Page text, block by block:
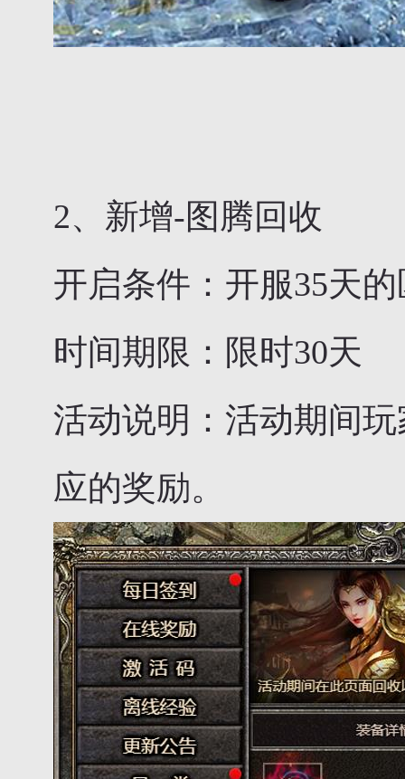
2、新增-图腾回收
开启条件：开服35天
时间期限：限时30天
活动说明：活动期间
应的奖励。